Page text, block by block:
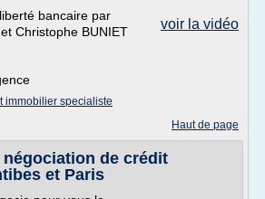
voir la vidéo
bancaire par
Christophe BUNIET
immobilier specialiste
Haut de page
négociation de crédit
et Paris